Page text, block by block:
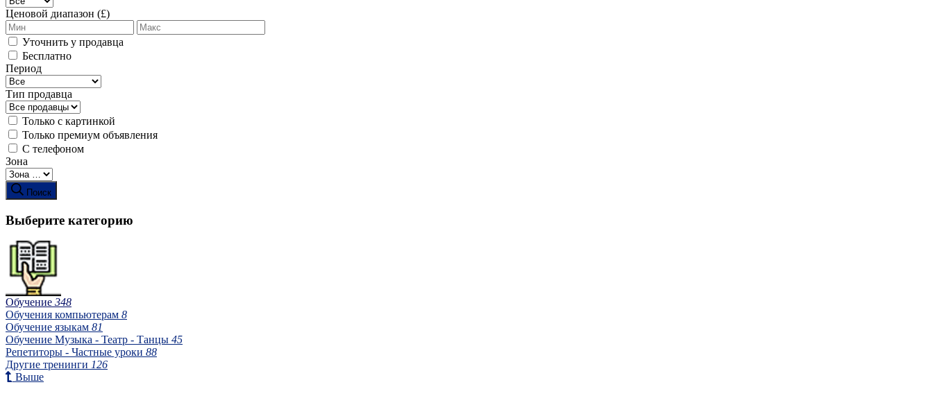
Ценовой диапазон (£)
Уточнить у продавца
Бесплатно
Период
Тип продавца
Только с картинкой
Только премиум объявления
С телефоном
Зона
Поиск
Выберите категорию
Обучение 348
Обучения компьютерам 8
Обучение языкам 81
Обучение Музыка - Театр - Танцы 45
Репетиторы - Частные уроки 88
Другие тренинги 126
Выше